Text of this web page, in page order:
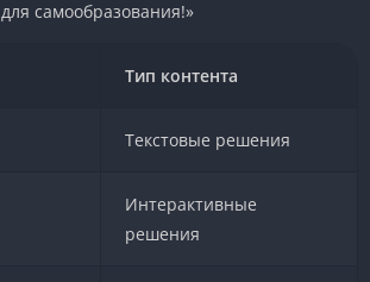
самообразования!»
Тип контента
Текстовые решения
Интерактивные
решения